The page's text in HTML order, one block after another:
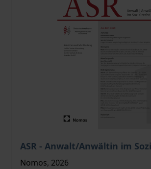
ASR - Anwalt/Anwältin im
Der Preis dieses Titels richtet
Nomos, 2026